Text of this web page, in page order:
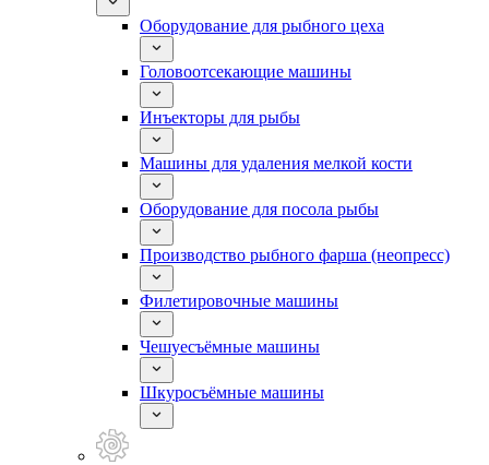
Оборудование для рыбного цеха
Головоотсекающие машины
Инъекторы для рыбы
Машины для удаления мелкой кости
Оборудование для посола рыбы
Производство рыбного фарша (неопресс)
Филетировочные машины
Чешуесъёмные машины
Шкуросъёмные машины